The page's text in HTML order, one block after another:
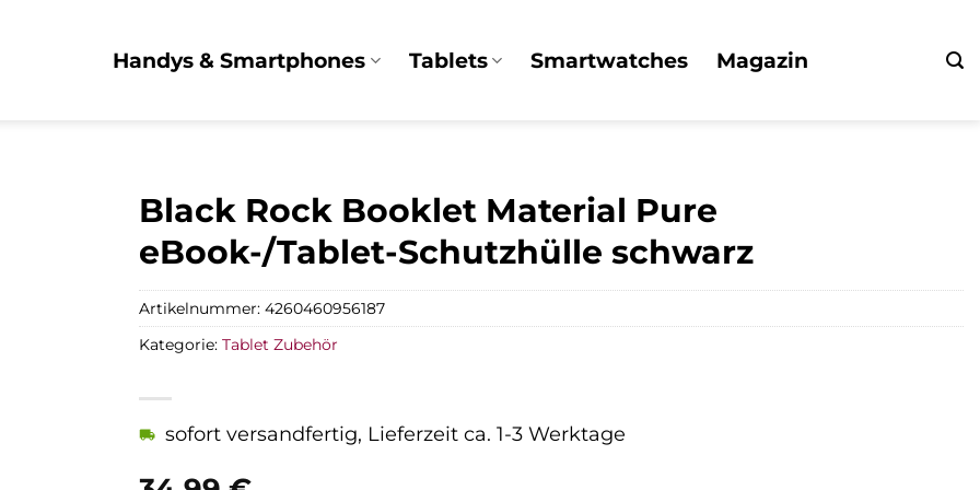
Handys & Smartphones Tablets Smartwatches Magazin
Black Rock Booklet Material Pure
eBook-/Tablet-Schutzhülle schwarz
sofort versandfertig, Lieferzeit ca. 1-3 Werktage
Artikelnummer: 4260460956187
Kategorie: Tablet Zubehör